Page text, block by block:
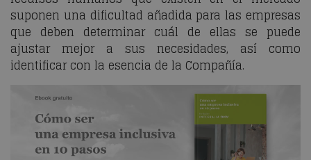
suponen una dificultad añadida para las empresas
que deben determinar cuál de ellas se puede
ajustar mejor a sus necesidades, así como
identificar con la esencia de la Compañía.